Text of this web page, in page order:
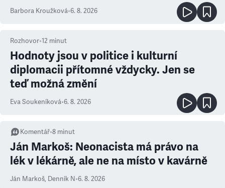
Barbora Kroužková•6. 8. 2026
Rozhovor•12 minut
Hodnoty jsou v politice i kulturní
diplomacii přítomné vždycky. Jen se
teď možná změní
Eva Soukeníková•6. 8. 2026
Komentář•8 minut
Ján Markoš: Neonacista má právo na
lék v lékárně, ale ne na místo v kavárně
Ján Markoš, Denník N•6. 8. 2026